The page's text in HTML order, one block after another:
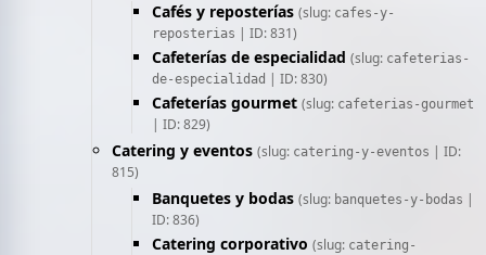
Cafés y reposterías (slug: cafes-y-
reposterias | ID: 831)
Cafeterías de especialidad (slug: cafeterias-
de-especialidad | ID: 830)
Cafeterías gourmet (slug: cafeterias-gourmet
| ID: 829)
Catering y eventos (slug: catering-y-eventos | ID:
815)
Banquetes y bodas (slug: banquetes-y-bodas |
ID: 836)
Catering corporativo (slug: catering-